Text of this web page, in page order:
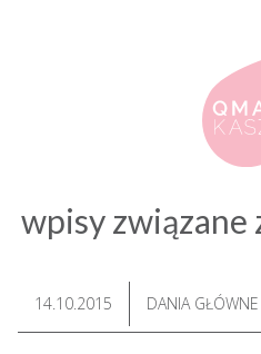
wpisy związane
14.10.2015 DANIA GŁÓWNE